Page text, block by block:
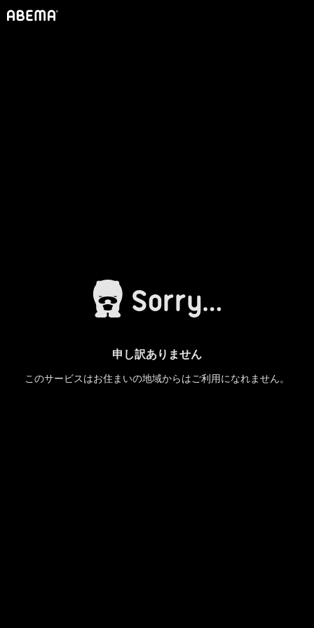
申し訳ありません
このサービスはお住まいの地域からはご利用になれません。